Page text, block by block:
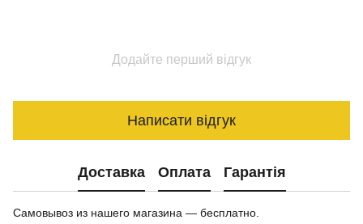
Додайте перший відгук
Написати відгук
Доставка Оплата Гарантія
Самовывоз из нашего магазина — бесплатно.